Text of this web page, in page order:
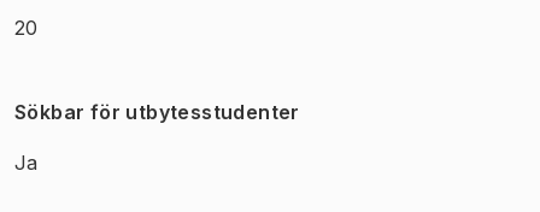
20
Sökbar för utbytesstudenter
Ja